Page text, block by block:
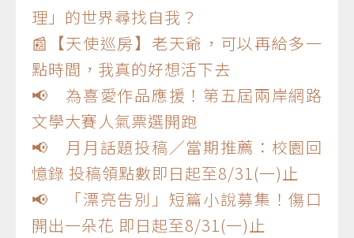
理」的世界尋找自我？
📰【天使巡房】老天爺，可以再給多一
點時間，我真的好想活下去
📢 為喜愛作品應援！第五屆兩岸網路
文學大賽人氣票選開跑
📢 月月話題投稿／當期推薦：校園回
憶錄 投稿領點數即日起至8/31(一)止
📢 「漂亮告別」短篇小說募集！傷口
開出一朵花 即日起至8/31(一)止